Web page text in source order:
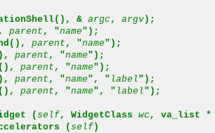
& argc , argv);
parent , "name");
parent , "name");
parent , "name");
parent , "name");
parent , "name", " label");
parent , "name", " label");
( self, WidgetClass wc , va_list
( self)